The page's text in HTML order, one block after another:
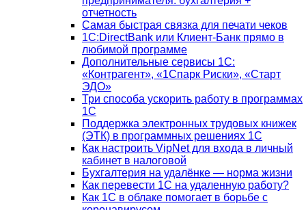
отчетность
Самая быстрая связка для печати чеков
1С:DirectBank или Клиент-Банк прямо в
любимой программе
Дополнительные сервисы 1С:
«Контрагент», «1Спарк Риски», «Старт
ЭДО»
Три способа ускорить работу в программах
1С
Поддержка электронных трудовых книжек
(ЭТК) в программных решениях 1С
Как настроить VipNet для входа в личный
кабинет в налоговой
Бухгалтерия на удалёнке — норма жизни
Как перевести 1С на удаленную работу?
Как 1С в облаке помогает в борьбе с